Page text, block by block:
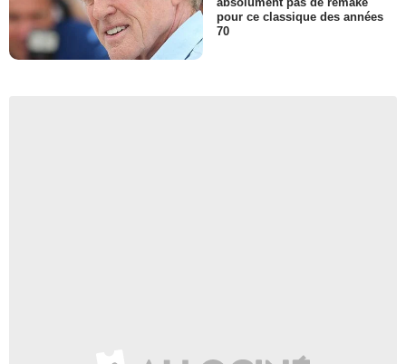
pour ce classique des années
70